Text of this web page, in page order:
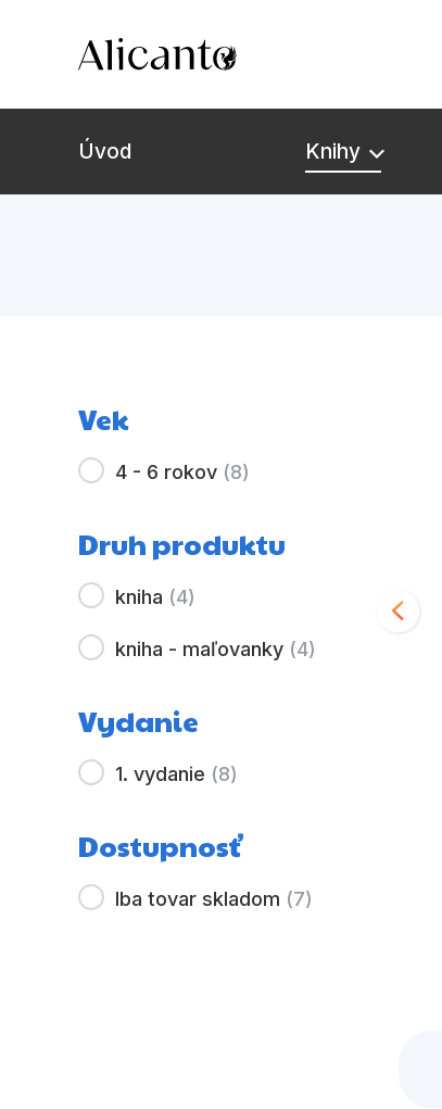
Úvod Knihy
Vek
4 - 6 rokov (8)
Druh produktu
kniha (4)
kniha - maľovanky (4)
Vydanie
1. vydanie (8)
Dostupnosť
Iba tovar skladom (7)
- Príručka
Kolektiv